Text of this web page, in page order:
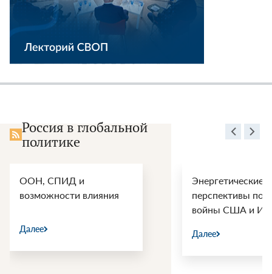
Россия в глобальной
политике
Энергетические
перспективы после
Далее
Геополитический
«цугцванг»: зачем
Еревану опасная
инвестициями